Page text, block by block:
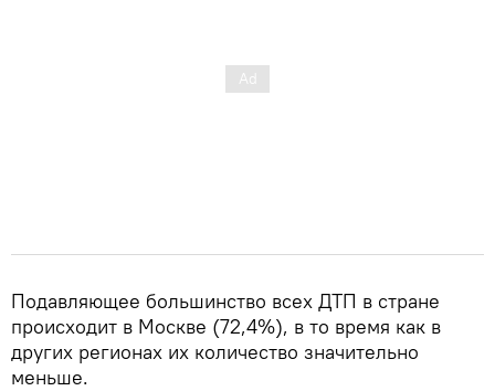
Подавляющее большинство всех ДТП в стране
происходит в Москве (72,4%), в то время как в
других регионах их количество значительно
меньше.